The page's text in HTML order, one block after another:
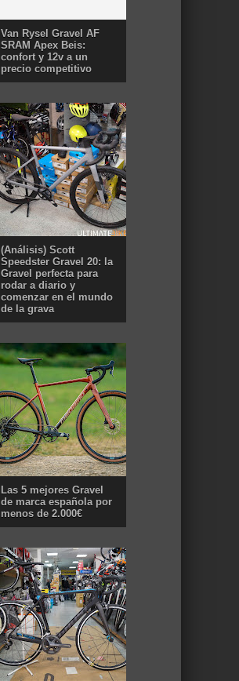
Van Rysel Gravel AF
SRAM Apex Beis:
confort y 12v a un
precio competitivo
(Análisis) Scott
Speedster Gravel 20: la
Gravel perfecta para
rodar a diario y
comenzar en el mundo
de la grava
Las 5 mejores Gravel
de marca española por
menos de 2.000€